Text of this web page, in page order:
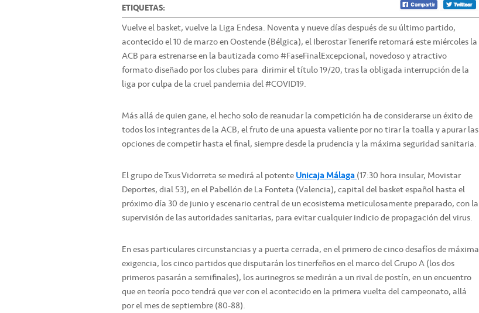
ETIQUETAS:
Vuelve el basket, vuelve la Liga Endesa. Noventa y nueve días después de su último partido,
acontecido el 10 de marzo en Oostende (Bélgica), el Iberostar Tenerife retomará este miércoles la
ACB para estrenarse en la bautizada como #FaseFinalExcepcional, novedoso y atractivo
formato diseñado por los clubes para dirimir el título 19/20, tras la obligada interrupción de la
liga por culpa de la cruel pandemia del #COVID19.
Más allá de quien gane, el hecho solo de reanudar la competición ha de considerarse un éxito de
todos los integrantes de la ACB, el fruto de una apuesta valiente por no tirar la toalla y apurar las
opciones de competir hasta el final, siempre desde la prudencia y la máxima seguridad sanitaria.
El grupo de Txus Vidorreta se medirá al potenteUnicaja Málaga(17:30 hora insular, Movistar
Deportes, dial 53), en el Pabellón de La Fonteta (Valencia), capital del basket español hasta el
próximo día 30 de junio y escenario central de un ecosistema meticulosamente preparado, con la
supervisión de las autoridades sanitarias, para evitar cualquier indicio de propagación del virus.
En esas particulares circunstancias y a puerta cerrada, en el primero de cinco desafíos de máxima
exigencia, los cinco partidos que disputarán los tinerfeños en el marco del Grupo A (los dos
primeros pasarán a semifinales), los aurinegros se medirán a un rival de postín, en un encuentro
que en teoría poco tendrá que ver con el acontecido en la primera vuelta del campeonato, allá
por el mes de septiembre (80-88).